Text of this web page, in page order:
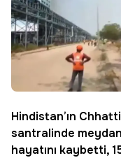
Hindistan’ın
santralinde
hayatını kaybetti,